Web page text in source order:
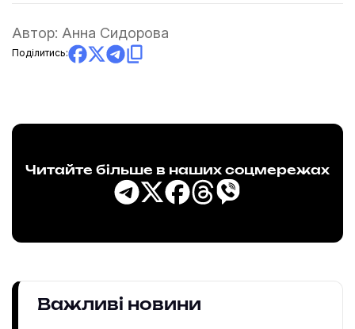
Автор: Анна Сидорова
Поділитись:
Читайте більше в наших соцмережах
Важливі новини